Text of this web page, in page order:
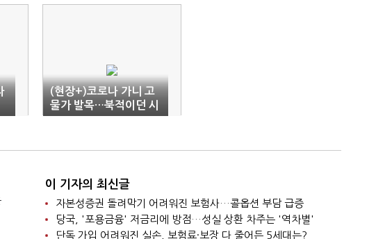
(현장+)코로나 가니 고
물가 발목…북적이던 시
장 손님 '뚝'
이 기자의 최신글
자본성증권 돌려막기 어려워진 보험사…콜옵션 부담 급증
당국, '포용금융' 저금리에 방점…성실 상환 차주는 '역차별'
단독 가입 어려워진 실손, 보험료·보장 다 줄어든 5세대는?